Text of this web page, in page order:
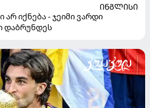
ᲘᲜᲒᲚᲘᲡᲘ
არ იქნება - ჯეიმი ვარდი
დაბრუნდეს